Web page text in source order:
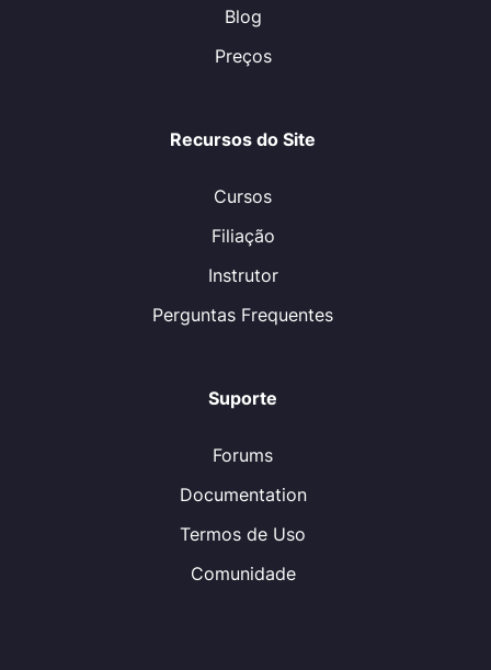
Blog
Preços
Recursos do Site
Cursos
Filiação
Instrutor
Perguntas Frequentes
Suporte
Forums
Documentation
Termos de Uso
Comunidade